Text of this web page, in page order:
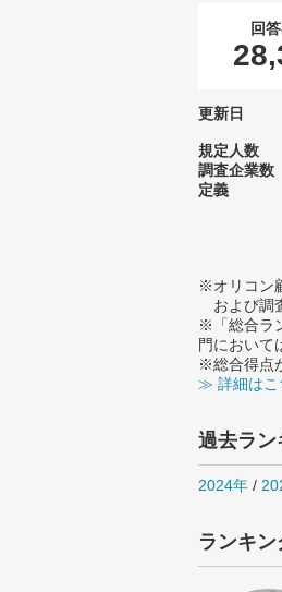
回
更新日
規定人数
調査企業数
定義
※オリコン
および調
※「総合ラ
門において
※総合得点
≫ 詳細はこ
過去ラン
2024年 /
ランキ